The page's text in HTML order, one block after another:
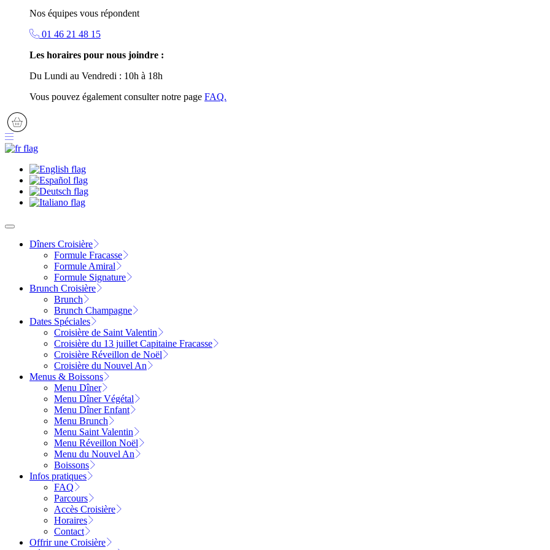
Nos équipes vous répondent
01 46 21 48 15
Les horaires pour nous joindre :
Du Lundi au Vendredi : 10h à 18h
Vous pouvez également consulter notre page FAQ.
Dîners Croisière
Formule Fracasse
Formule Amiral
Formule Signature
Brunch Croisière
Brunch
Brunch Champagne
Dates Spéciales
Croisière de Saint Valentin
Croisière du 13 juillet Capitaine Fracasse
Croisière Réveillon de Noël
Croisière du Nouvel An
Menus & Boissons
Menu Dîner
Menu Dîner Végétal
Menu Dîner Enfant
Menu Brunch
Menu Saint Valentin
Menu Réveillon Noël
Menu du Nouvel An
Boissons
Infos pratiques
FAQ
Parcours
Accès Croisière
Horaires
Contact
Offrir une Croisière